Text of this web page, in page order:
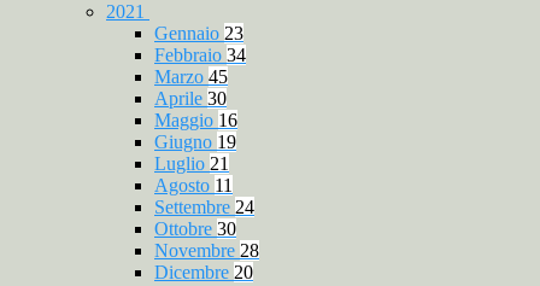
2021
Gennaio 23
Febbraio 34
Marzo 45
Aprile 30
Maggio 16
Giugno 19
Luglio 21
Agosto 11
Settembre 24
Ottobre 30
Novembre 28
Dicembre 20